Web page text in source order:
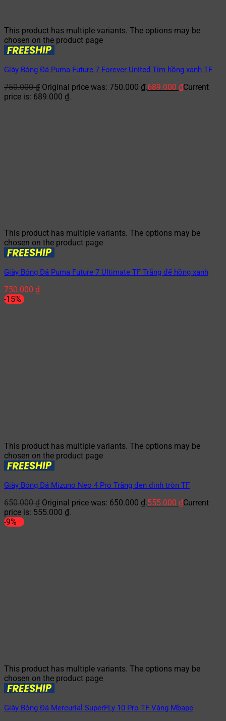
This product has multiple variants. The options may be
chosen on the product page
Giày Bóng Đá Puma Future 7 Forever United Tím hồng xanh TF
750.000₫ Original price was: 750.000 ₫.689.000 ₫Current
price is: 689.000 ₫.
This product has multiple variants. The options may be
chosen on the product page
Giày Bóng Đá Puma Future 7 Ultimate TF Trắng đế hồng xanh
750.000 ₫
-15%
This product has multiple variants. The options may be
chosen on the product page
Giày Bóng Đá Mizuno Neo 4 Pro Trắng đen đinh tròn TF
650.000₫ Original price was: 650.000 ₫.555.000 ₫Current
price is: 555.000 ₫.
-9%
This product has multiple variants. The options may be
chosen on the product page
Giày Bóng Đá Mercurial SuperFLy 10 Pro TF Vàng Mbape